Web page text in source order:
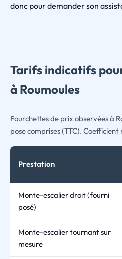
donc pour demander son
Tarifs indicatifs
à Roumoules
Fourchettes de prix observées à
pose comprises (TTC).
Prestation
Monte-escalier droit (fourni
posé)
Monte-escalier tournant sur
mesure